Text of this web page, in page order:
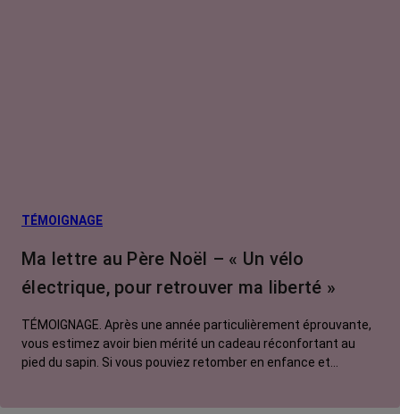
TÉMOIGNAGE
Ma lettre au Père Noël – « Un vélo
électrique, pour retrouver ma liberté »
TÉMOIGNAGE. Après une année particulièrement éprouvante,
vous estimez avoir bien mérité un cadeau réconfortant au
pied du sapin. Si vous pouviez retomber en enfance et